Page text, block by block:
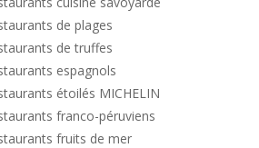
de plages
de truffes
espagnols
étoilés MICHELIN
franco-péruviens
fruits de mer